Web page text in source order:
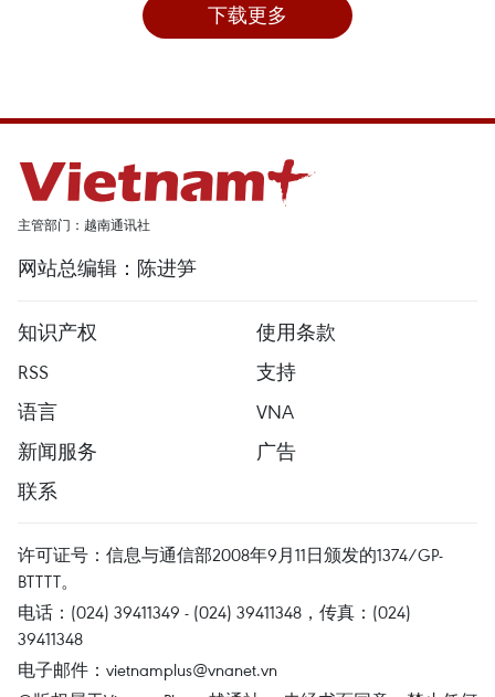
下载更多
主管部门：越南通讯社
网站总编辑：陈进笋
知识产权
使用条款
RSS
支持
语言
VNA
新闻服务
广告
联系
许可证号：信息与通信部2008年9月11日颁发的1374/GP-
BTTTT。
电话：(024) 39411349 - (024) 39411348，传真：(024)
39411348
电子邮件： vietnamplus@vnanet.vn